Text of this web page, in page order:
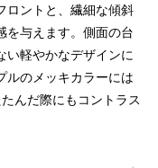
ロントと、繊細な傾斜
を与えます。側面の台
い軽やかなデザインに
ルのメッキカラーには
んだ際にもコントラス